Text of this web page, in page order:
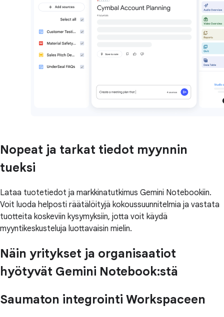
Nopeat ja tarkat tiedot myynnin
tueksi
Lataa tuotetiedot ja markkinatutkimus Gemini Notebookiin.
Voit luoda helposti räätälöityjä kokoussuunnitelmia ja vastata
tuotteita koskeviin kysymyksiin, jotta voit käydä
myyntikeskusteluja luottavaisin mielin.
Näin yritykset ja organisaatiot
hyötyvät Gemini Notebook:stä
Saumaton integrointi Workspaceen